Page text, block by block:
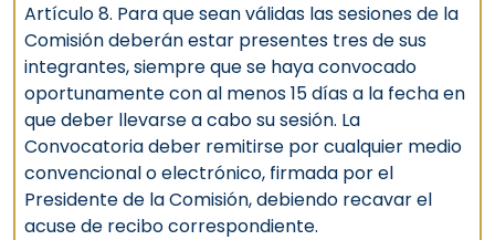
Artículo 8. Para que sean válidas las sesiones de la
Comisión deberán estar presentes tres de sus
integrantes, siempre que se haya convocado
oportunamente con al menos 15 días a la fecha en
que deber llevarse a cabo su sesión. La
Convocatoria deber remitirse por cualquier medio
convencional o electrónico, firmada por el
Presidente de la Comisión, debiendo recavar el
acuse de recibo correspondiente.